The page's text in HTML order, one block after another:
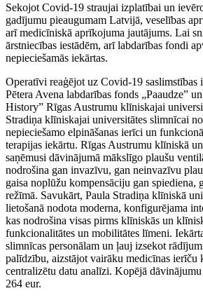
Sekojot Covid-19 straujai izplatībai un
gadījumu pieaugumam Latvijā, veselības
arī medicīniskā aprīkojuma jautājums. Lai
ārstniecības iestādēm, arī labdarības fondi
nepieciešamās iekārtas.
Operatīvi reaģējot uz Covid-19 saslimstības
Pētera Avena labdarības fonds „Paaudze”
History” Rīgas Austrumu klīniskajai
Stradiņa klīniskajai universitātes slimnīcai
nepieciešamo elpināšanas ierīci un
terapijas iekārtu. Rīgas Austrumu klīniskā
saņēmusi dāvinājumā mākslīgo plaušu
nodrošina gan invazīvu, gan neinvazīvu
gaisa noplūžu kompensāciju gan spiediena,
režīmā. Savukārt, Paula Stradiņa klīniskā
lietošanā nodota moderna, konfigurējama
kas nodrošina visas pirms klīniskās un
funkcionalitātes un mobilitātes līmeni.
slimnīcas personālam un ļauj izsekot
palīdzību, aizstājot vairāku medicīnas ierīču
centralizētu datu analīzi. Kopējā dāvinājumu
264 eur.